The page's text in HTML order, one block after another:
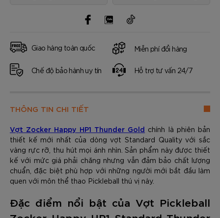
Giao hàng toàn quốc Miễn phí đổi hàng
Chế độ bảo hành uy tín Hỗ trợ tư vấn 24/7
THÔNG TIN CHI TIẾT
Vợt Zocker Happy HP1 Thunder Gold chính là phiên bản
thiết kế mới nhất của dòng vợt Standard Quality với sắc
vàng rực rỡ, thu hút mọi ánh nhìn. Sản phẩm này được thiết
kế với mức giá phải chăng nhưng vẫn đảm bảo chất lượng
chuẩn, đặc biệt phù hợp với những người mới bắt đầu làm
quen với môn thể thao Pickleball thú vị này.
Đặc điểm nổi bật của Vợt Pickleball